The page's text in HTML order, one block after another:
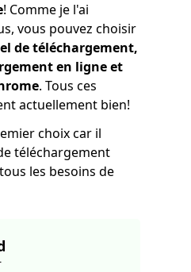
! Comme je l'ai
vous pouvez choisir
de téléchargement,
en ligne et
. Tous ces
actuellement bien!
choix car il
téléchargement
les besoins de